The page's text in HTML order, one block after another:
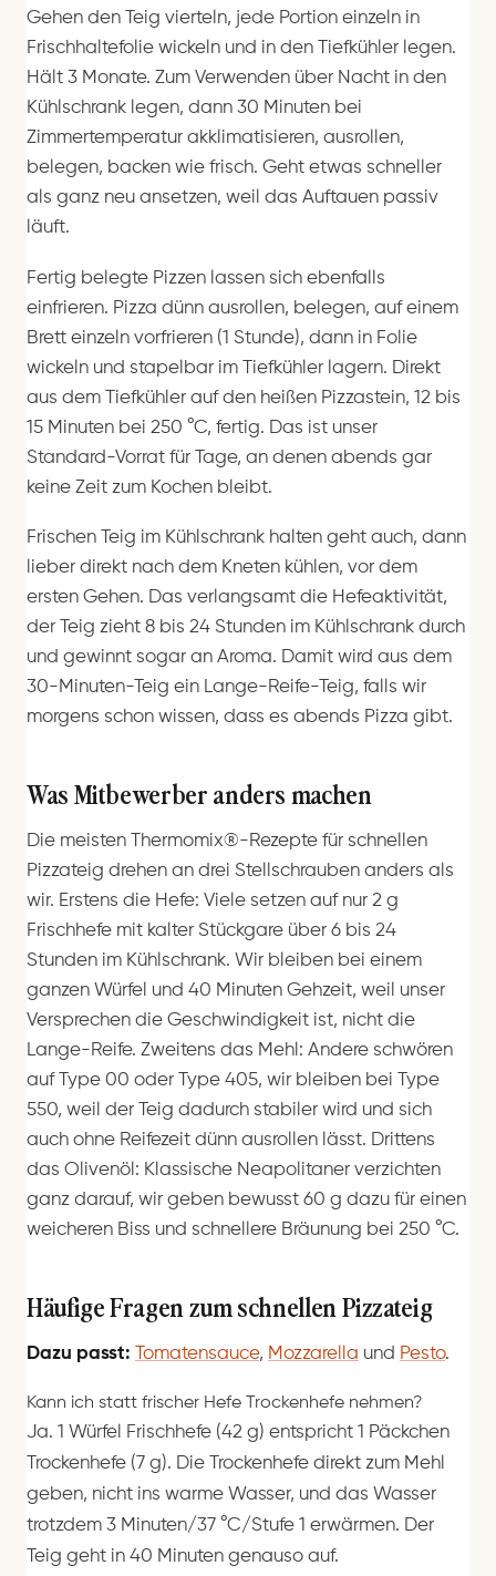
Gehen den Teig vierteln, jede Portion einzeln in
Frischhaltefolie wickeln und in den Tiefkühler legen.
Hält 3 Monate. Zum Verwenden über Nacht in den
Kühlschrank legen, dann 30 Minuten bei
Zimmertemperatur akklimatisieren, ausrollen,
belegen, backen wie frisch. Geht etwas schneller
als ganz neu ansetzen, weil das Auftauen passiv
läuft.
Fertig belegte Pizzen lassen sich ebenfalls
einfrieren. Pizza dünn ausrollen, belegen, auf einem
Brett einzeln vorfrieren (1 Stunde), dann in Folie
wickeln und stapelbar im Tiefkühler lagern. Direkt
aus dem Tiefkühler auf den heißen Pizzastein, 12 bis
15 Minuten bei 250 °C, fertig. Das ist unser
Standard-Vorrat für Tage, an denen abends gar
keine Zeit zum Kochen bleibt.
Frischen Teig im Kühlschrank halten geht auch, dann
lieber direkt nach dem Kneten kühlen, vor dem
ersten Gehen. Das verlangsamt die Hefeaktivität,
der Teig zieht 8 bis 24 Stunden im Kühlschrank durch
und gewinnt sogar an Aroma. Damit wird aus dem
30-Minuten-Teig ein Lange-Reife-Teig, falls wir
morgens schon wissen, dass es abends Pizza gibt.
Was Mitbewerber anders machen
Die meisten Thermomix®-Rezepte für schnellen
Pizzateig drehen an drei Stellschrauben anders als
wir. Erstens die Hefe: Viele setzen auf nur 2 g
Frischhefe mit kalter Stückgare über 6 bis 24
Stunden im Kühlschrank. Wir bleiben bei einem
ganzen Würfel und 40 Minuten Gehzeit, weil unser
Versprechen die Geschwindigkeit ist, nicht die
Lange-Reife. Zweitens das Mehl: Andere schwören
auf Type 00 oder Type 405, wir bleiben bei Type
550, weil der Teig dadurch stabiler wird und sich
auch ohne Reifezeit dünn ausrollen lässt. Drittens
das Olivenöl: Klassische Neapolitaner verzichten
ganz darauf, wir geben bewusst 60 g dazu für einen
weicheren Biss und schnellere Bräunung bei 250 °C.
Häufige Fragen zum schnellen Pizzateig
Dazu passt: Tomatensauce, Mozzarella und Pesto.
Kann ich statt frischer Hefe Trockenhefe nehmen?
Ja. 1 Würfel Frischhefe (42 g) entspricht 1 Päckchen
Trockenhefe (7 g). Die Trockenhefe direkt zum Mehl
geben, nicht ins warme Wasser, und das Wasser
trotzdem 3 Minuten/37 °C/Stufe 1 erwärmen. Der
Teig geht in 40 Minuten genauso auf.